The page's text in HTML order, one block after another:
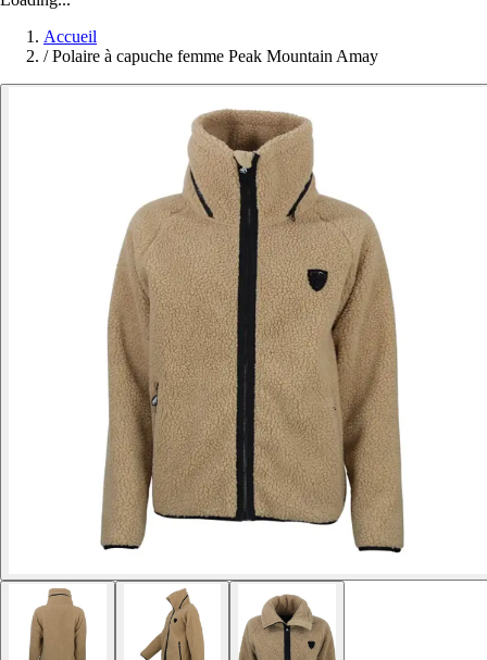
Accueil
/ Polaire à capuche femme Peak Mountain Amay